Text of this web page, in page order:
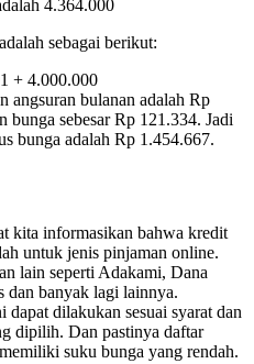
4.364.000
sebagai berikut:
+ 4.000.000
angsuran bulanan adalah Rp
bunga sebesar Rp 121.334. Jadi
bunga adalah Rp 1.454.667.
kita informasikan bahwa kredit
untuk jenis pinjaman online.
lain seperti Adakami, Dana
dan banyak lagi lainnya.
dilakukan sesuai syarat dan
dipilih. Dan pastinya daftar
suku bunga yang rendah.